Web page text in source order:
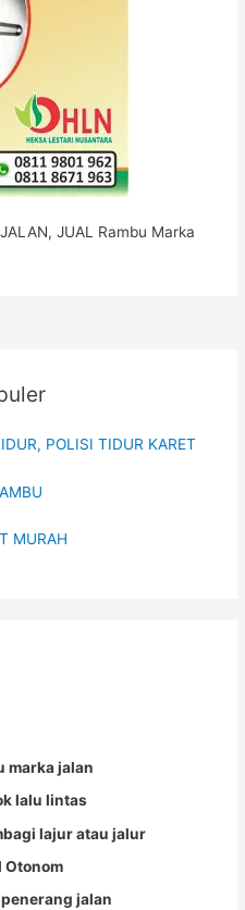
JUAL Rambu Marka
POLISI TIDUR KARET
MURAH
marka jalan
lalu lintas
lajur atau jalur
jalan